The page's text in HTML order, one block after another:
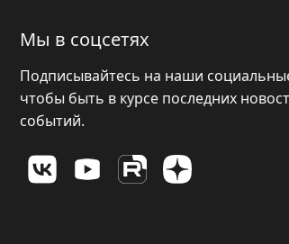
Мы в соцсетях
Подписывайтесь на наши
чтобы быть в курсе последних
событий.